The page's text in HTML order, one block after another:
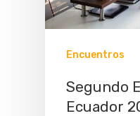
Encuentros
Segundo
Ecuador